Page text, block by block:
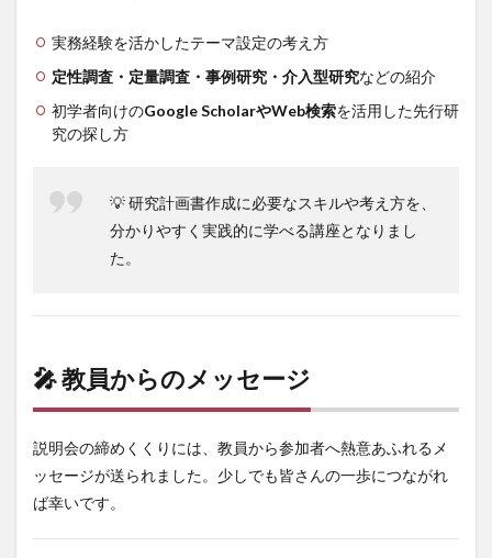
実務経験を活かしたテーマ設定の考え方
定性調査・定量調査・事例研究・介入型研究などの紹介
初学者向けのGoogle ScholarやWeb検索を活用した先行研
究の探し方
💡 研究計画書作成に必要なスキルや考え方を、
分かりやすく実践的に学べる講座となりまし
た。
🎤 教員からのメッセージ
説明会の締めくくりには、教員から参加者へ熱意あふれるメ
ッセージが送られました。少しでも皆さんの一歩につながれ
ば幸いです。